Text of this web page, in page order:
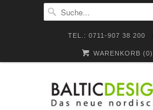
TEL.: 0711-907 38 200
WARENKORB (0)